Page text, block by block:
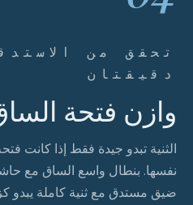
تحقق من
دقيقتان
وازن فتحة
الثنية تبدو جيدة فقط إذا كانت
نفسها. بنطال واسع الساق مع
ضيق مستدق مع ثنية كاملة يبدو